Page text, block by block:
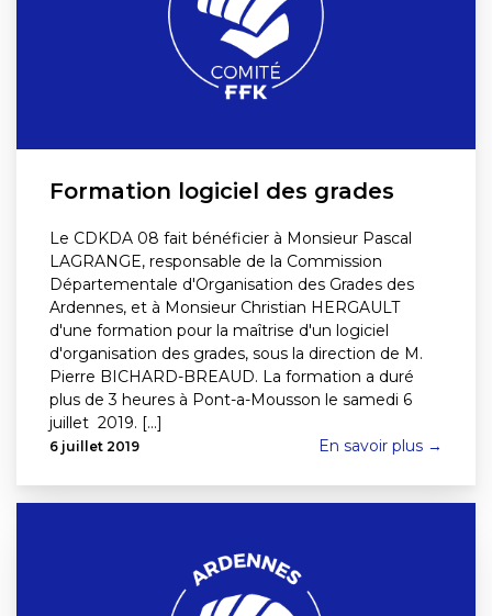
Formation logiciel des grades
Le CDKDA 08 fait bénéficier à Monsieur Pascal
LAGRANGE, responsable de la Commission
Départementale d'Organisation des Grades des
Ardennes, et à Monsieur Christian HERGAULT
d'une formation pour la maîtrise d'un logiciel
d'organisation des grades, sous la direction de M.
Pierre BICHARD-BREAUD. La formation a duré
plus de 3 heures à Pont-a-Mousson le samedi 6
juillet 2019. [...]
6 juillet 2019 En savoir plus →